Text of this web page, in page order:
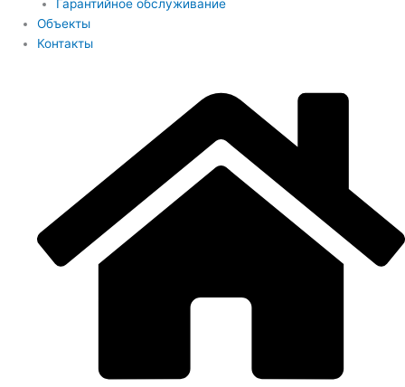
Гарантийное обслуживание
Объекты
Контакты